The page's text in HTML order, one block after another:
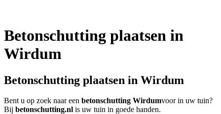
Betonschutting plaatsen in
Wirdum
Betonschutting plaatsen in Wirdum
Bent u op zoek naar een betonschutting Wirdumvoor in uw tuin?
Bij betonschutting.nl is uw tuin in goede handen.